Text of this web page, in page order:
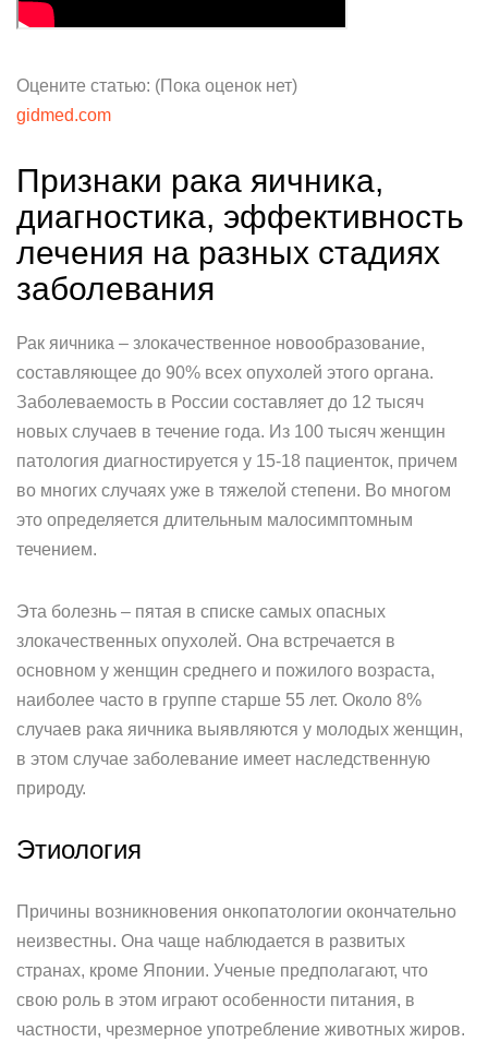
Оцените статью: (Пока оценок нет)
gidmed.com
Признаки рака яичника,
диагностика, эффективность
лечения на разных стадиях
заболевания
Рак яичника – злокачественное новообразование,
составляющее до 90% всех опухолей этого органа.
Заболеваемость в России составляет до 12 тысяч
новых случаев в течение года. Из 100 тысяч женщин
патология диагностируется у 15-18 пациенток, причем
во многих случаях уже в тяжелой степени. Во многом
это определяется длительным малосимптомным
течением.
Эта болезнь – пятая в списке самых опасных
злокачественных опухолей. Она встречается в
основном у женщин среднего и пожилого возраста,
наиболее часто в группе старше 55 лет. Около 8%
случаев рака яичника выявляются у молодых женщин,
в этом случае заболевание имеет наследственную
природу.
Этиология
Причины возникновения онкопатологии окончательно
неизвестны. Она чаще наблюдается в развитых
странах, кроме Японии. Ученые предполагают, что
свою роль в этом играют особенности питания, в
частности, чрезмерное употребление животных жиров.